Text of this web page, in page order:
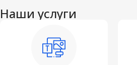
Наши услуги